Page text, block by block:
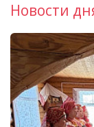
Новости